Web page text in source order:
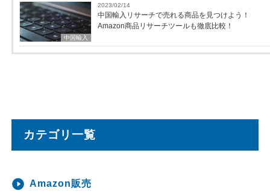
中国輸入
2023/02/14
中国輸入リサーチで売れる商品を見つけよう！
Amazon商品リサーチツールも徹底比較！
カテゴリ一覧
Amazon販売